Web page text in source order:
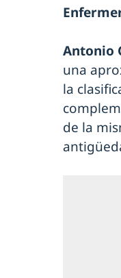
Antonio
una
la
de la